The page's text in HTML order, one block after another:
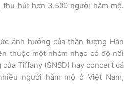
thu hút hơn 3.500 người hâm mộ.
ảnh hưởng của thần tượng Hàn
thuộc một nhóm nhạc có độ nổi
Tiffany (SNSD) hay concert cá
người hâm mộ ở Việt Nam,